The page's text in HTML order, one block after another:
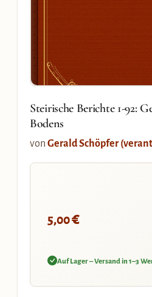
Steirische Berichte 1-92:
Bodens
von Gerald Schöpfer
5,00€
Auf Lager – Versand in 1–3